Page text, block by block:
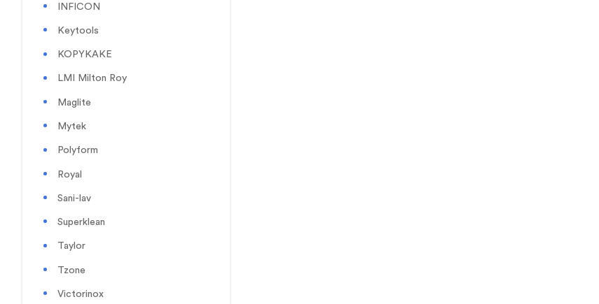
INFICON
Keytools
KOPYKAKE
LMI Milton Roy
Maglite
Mytek
Polyform
Royal
Sani-lav
Superklean
Taylor
Tzone
Victorinox